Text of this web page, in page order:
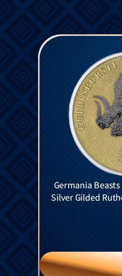
Germania
Silver Gilded